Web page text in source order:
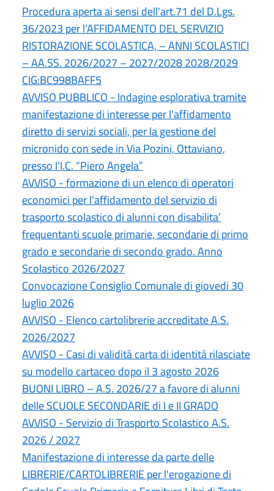
Procedura aperta ai sensi dell'art.71 del D.Lgs.
36/2023 per l’AFFIDAMENTO DEL SERVIZIO
RISTORAZIONE SCOLASTICA, – ANNI SCOLASTICI
– AA.SS. 2026/2027 – 2027/2028 2028/2029
CIG:BC998BAFF5
AVVISO PUBBLICO - Indagine esplorativa tramite
manifestazione di interesse per l'affidamento
diretto di servizi sociali, per la gestione del
micronido con sede in Via Pozini, Ottaviano,
presso l'I.C. “Piero Angela”
AVVISO - formazione di un elenco di operatori
economici per l’affidamento del servizio di
trasporto scolastico di alunni con disabilita’
frequentanti scuole primarie, secondarie di primo
grado e secondarie di secondo grado. Anno
Scolastico 2026/2027
Convocazione Consiglio Comunale di giovedi 30
luglio 2026
AVVISO - Elenco cartolibrerie accreditate A.S.
2026/2027
AVVISO - Casi di validità carta di identità rilasciate
su modello cartaceo dopo il 3 agosto 2026
BUONI LIBRO – A.S. 2026/27 a favore di alunni
delle SCUOLE SECONDARIE di I e II GRADO
AVVISO - Servizio di Trasporto Scolastico A.S.
2026 / 2027
Manifestazione di interesse da parte delle
LIBRERIE/CARTOLIBRERIE per l'erogazione di